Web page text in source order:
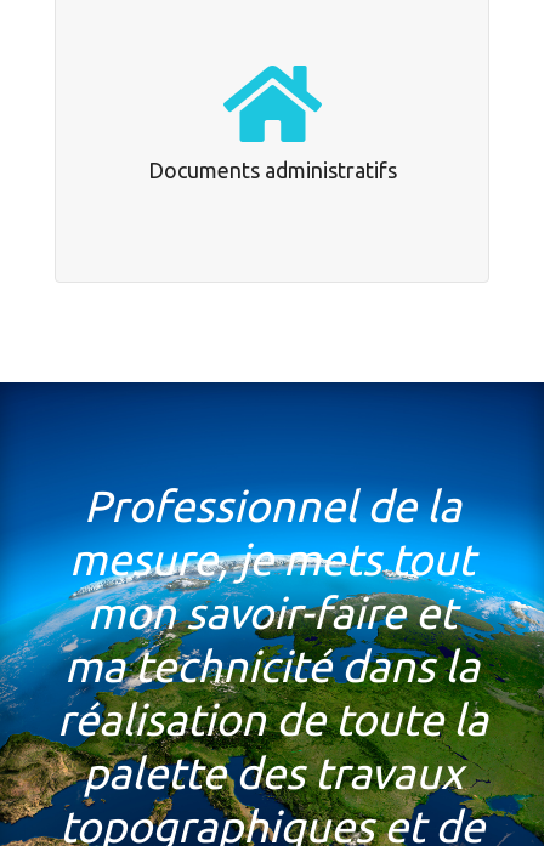
Documents administratifs
Documents administratifs
Du levé à la conception de votre projet.
Professionnel de la
mesure, je mets tout
mon savoir-faire et
ma technicité dans la
réalisation de toute la
palette des travaux
topographiques et de